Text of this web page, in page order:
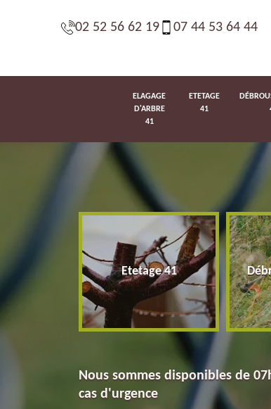
02 52 56 62 19 07 44 53 64 44
ELAGAGE
D'ARBRE
41
ETETAGE
41
Etetage 41
Nous sommes disponibles de
cas d'urgence